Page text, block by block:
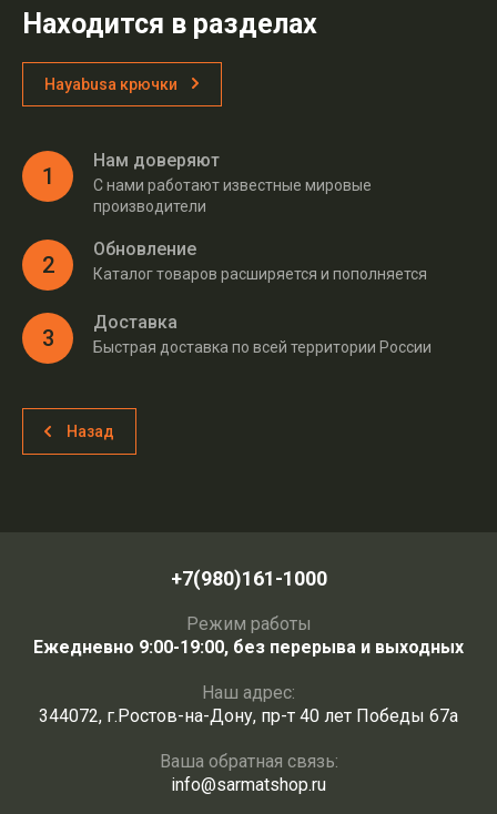
Находится в разделах
Hayabusa крючки
1
Нам доверяют
С нами работают известные мировые
производители
2
Обновление
Каталог товаров расширяется и пополняется
3
Доставка
Быстрая доставка по всей территории России
Назад
+7(980)161-1000
Режим работы
Ежедневно 9:00-19:00, без перерыва и выходных
Наш адрес:
344072, г.Ростов-на-Дону, пр-т 40 лет Победы 67а
Ваша обратная связь:
info@sarmatshop.ru